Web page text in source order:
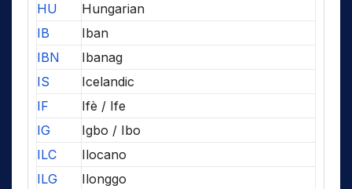
HU
Hungarian
IB
Iban
IBN
Ibanag
IS
Icelandic
IF
Ifè / Ife
IG
Igbo / Ibo
ILC
Ilocano
ILG
Ilonggo